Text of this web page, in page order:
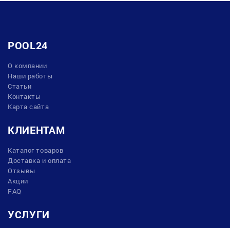
POOL24
О компании
Наши работы
Статьи
Контакты
Карта сайта
КЛИЕНТАМ
Каталог товаров
Доставка и оплата
Отзывы
Акции
FAQ
УСЛУГИ